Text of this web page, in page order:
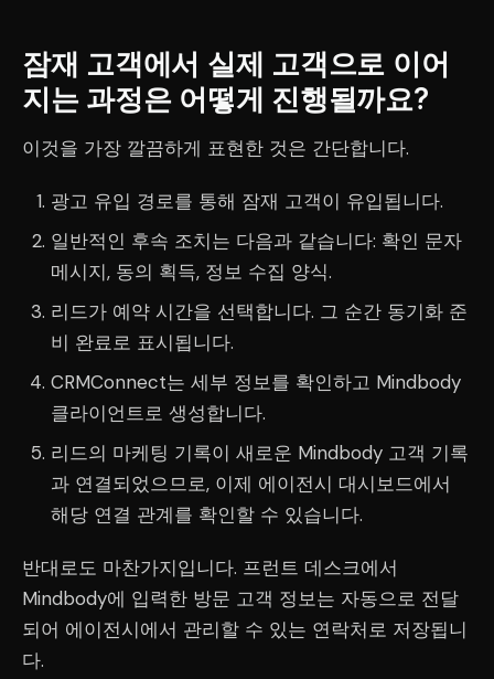
잠재 고객에서 실제 고객으로 이어
지는 과정은 어떻게 진행될까요?
이것을 가장 깔끔하게 표현한 것은 간단합니다.
광고 유입 경로를 통해 잠재 고객이 유입됩니다.
일반적인 후속 조치는 다음과 같습니다: 확인 문자
메시지, 동의 획득, 정보 수집 양식.
리드가 예약 시간을 선택합니다. 그 순간 동기화 준
비 완료로 표시됩니다.
CRMConnect는 세부 정보를 확인하고 Mindbody
클라이언트로 생성합니다.
리드의 마케팅 기록이 새로운 Mindbody 고객 기록
과 연결되었으므로, 이제 에이전시 대시보드에서
해당 연결 관계를 확인할 수 있습니다.
반대로도 마찬가지입니다. 프런트 데스크에서
Mindbody에 입력한 방문 고객 정보는 자동으로 전달
되어 에이전시에서 관리할 수 있는 연락처로 저장됩니
다.